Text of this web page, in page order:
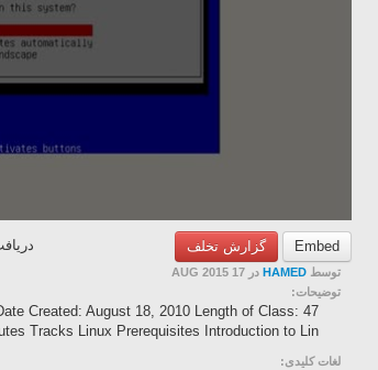
Embed گزارش تخلف
توسط HAMED در 17 AUG 2015
توضیحات:
Created: August 18, 2010 Length of Class: 47
Tracks Linux Prerequisites Introduction to Lin...
لغات کلیدی: